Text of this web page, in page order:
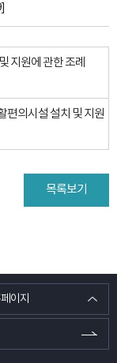
지원에 관한 조례
편의시설 설치 및 지원
목록보기
이지